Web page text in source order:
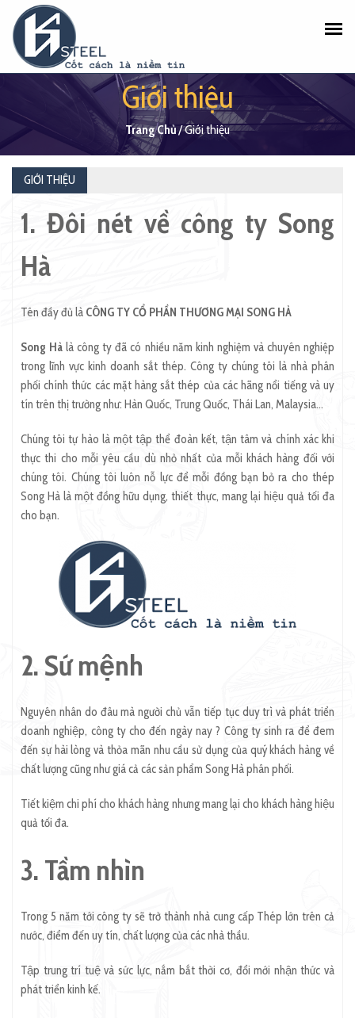
Giới thiệu
Trang Chủ/Giới thiệu
GIỚI THIỆU
1. Đôi nét về công ty Song
Hà
Tên đầy đủ là CÔNG TY CỔ PHẦN THƯƠNG MẠI SONG HÀ
Song Hà là công ty đã có nhiều năm kinh nghiệm và chuyên nghiệp
trong lĩnh vực kinh doanh sắt thép. Công ty chúng tôi là nhà phân
phối chính thức các mặt hàng sắt thép của các hãng nổi tiếng và uy
tín trên thị trường như: Hàn Quốc, Trung Quốc, Thái Lan, Malaysia…
Chúng tôi tự hào là một tập thể đoàn kết, tận tâm và chính xác khi
thực thi cho mỗi yêu cầu dù nhỏ nhất của mỗi khách hàng đối với
chúng tôi. Chúng tôi luôn nỗ lực để mỗi đồng bạn bỏ ra cho thép
Song Hà là một đồng hữu dụng, thiết thực, mang lại hiệu quả tối đa
cho bạn.
2. Sứ mệnh
Nguyên nhân do đâu mà người chủ vẫn tiếp tục duy trì và phát triển
doanh nghiệp, công ty cho đến ngày nay ? Công ty sinh ra để đem
đến sự hài lòng và thỏa mãn nhu cầu sử dụng của quý khách hàng về
chất lượng cũng như giá cả các sản phẩm Song Hà phân phối.
Tiết kiệm chi phí cho khách hàng nhưng mang lại cho khách hàng hiệu
quả tối đa.
3. Tầm nhìn
Trong 5 năm tới công ty sẽ trở thành nhà cung cấp Thép lớn trên cả
nước, điểm đến uy tín, chất lượng của các nhà thầu.
Tập trung trí tuệ và sức lực, nắm bắt thời cơ, đổi mới nhận thức và
phát triển kinh kế.